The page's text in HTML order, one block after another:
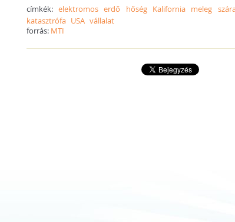
címkék: elektromos erdő hőség Kalifornia meleg
katasztrófa USA vállalat
forrás: MTI